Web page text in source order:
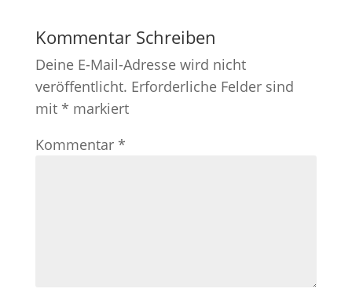
Kommentar Schreiben
Deine E-Mail-Adresse wird nicht
veröffentlicht. Erforderliche Felder sind
mit * markiert
Kommentar *